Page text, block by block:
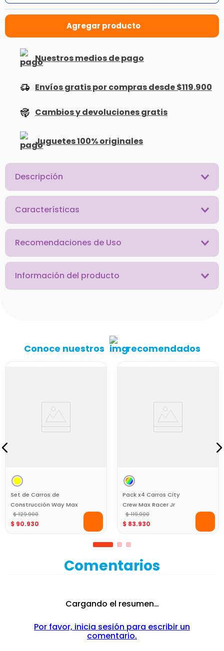
Nuestros medios de pago
Envíos gratis por compras desde $119.900
Cambios y devoluciones gratis
Juguetes 100% originales
Descripción
Características
Recomendaciones de Uso
Información del producto
Conoce nuestros recomendados
Set de Carros de
Construcción Way Max
Racer Jr
$ 129.900
$ 90.930
Pack x4 Carros City
Crew Max Racer Jr
$ 119.900
$ 83.930
Comentarios
Cargando el resumen…
Por favor, inicia sesión para escribir un
comentario.